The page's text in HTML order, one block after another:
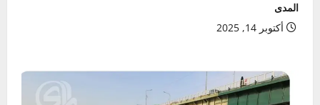
المدى
أكتوبر 14, 2025